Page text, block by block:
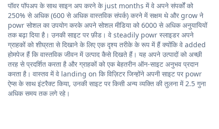
पॉवर पॉपअप के साथ साइन अप करने के just months में वे अपने संपर्कों को
250% से अधिक (600 से अधिक वास्तविक संपर्क) करने में सक्षम थे और grow ने
powr सोशल का उपयोग करके अपने सोशल मीडिया को 6000 से अधिक अनुयायियों
तक बढ़ा दिया है। उनकी साइट पर फ़ीड। वे steadily powr स्लाइडर अपने
ग्राहकों को शीघ्रता से दिखाने के लिए एक दृश्य तरीके के रूप में हैं क्योंकि वे added
होमपेज हैं कि वास्तविक जीवन में उत्पाद कैसे दिखते हैं। यह अपने उत्पादों को अच्छी
तरह से प्रदर्शित करता है और ग्राहकों को एक बेहतरीन ऑन-साइट अनुभव प्रदान
करता है। वास्तव में वे landing on कि विज़िटर जिन्होंने अपनी साइट पर powr
ऐप्स के साथ इंटरैक्ट किया, उनकी साइट पर किसी अन्य व्यक्ति की तुलना में 2.5 गुना
अधिक समय तक लगे रहे।